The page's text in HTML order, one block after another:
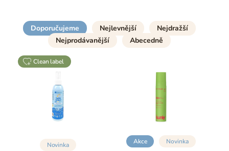
Doporučujeme Nejlevnější
Nejdražší
Nejprodávanější
Abecedně
clean label
Novinka Akce Novinka